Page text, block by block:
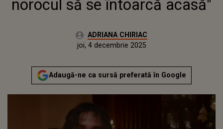
norocul să se întoarcă acasă"
Autor:ADRIANA CHIRIAC
Publicat:
joi, 4 decembrie 2025
Adaugă-ne ca sursă preferată în Google